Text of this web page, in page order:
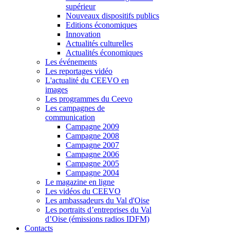
supérieur
Nouveaux dispositifs publics
Editions économiques
Innovation
Actualités culturelles
Actualités économiques
Les événements
Les reportages vidéo
L'actualité du CEEVO en
images
Les programmes du Ceevo
Les campagnes de
communication
Campagne 2009
Campagne 2008
Campagne 2007
Campagne 2006
Campagne 2005
Campagne 2004
Le magazine en ligne
Les vidéos du CEEVO
Les ambassadeurs du Val d'Oise
Les portraits d’entreprises du Val
d’Oise (émissions radios IDFM)
Contacts